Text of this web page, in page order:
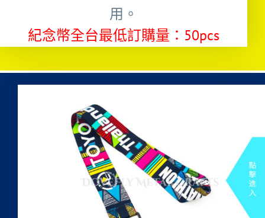
用。
紀念幣全台最低訂購量：50pcs